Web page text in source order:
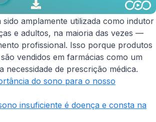
sido amplamente utilizada como indutor
e adultos, na maioria das vezes —
profissional. Isso porque produtos
vendidos em farmácias como um
necessidade de prescrição médica.
do sono para o nosso
insuficiente é doença e consta na